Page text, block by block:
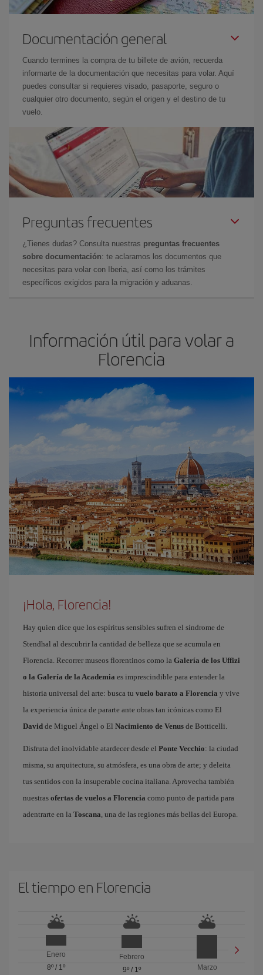
Documentación general
Cuando termines la compra de tu billete de avión, recuerda
informarte de la documentación que necesitas para volar. Aquí
puedes consultar si requieres visado, pasaporte, seguro o
cualquier otro documento, según el origen y el destino de tu
vuelo.
Preguntas frecuentes
¿Tienes dudas? Consulta nuestras preguntas frecuentes
sobre documentación: te aclaramos los documentos que
necesitas para volar con Iberia, así como los trámites
específicos exigidos para la migración y aduanas.
Información útil para volar a
Florencia
¡Hola, Florencia!
Hay quien dice que los espíritus sensibles sufren el síndrome de
Stendhal al descubrir la cantidad de belleza que se acumula en
Florencia. Recorrer museos florentinos como la Galería de los Uffizi
o la Galería de la Academia es imprescindible para entender la
historia universal del arte: busca tu vuelo barato a Florencia y vive
la experiencia única de pararte ante obras tan icónicas como El
David de Miguel Ángel o El Nacimiento de Venus de Botticelli.
Disfruta del inolvidable atardecer desde el Ponte Vecchio: la ciudad
misma, su arquitectura, su atmósfera, es una obra de arte; y deleita
tus sentidos con la insuperable cocina italiana. Aprovecha también
nuestras ofertas de vuelos a Florencia como punto de partida para
adentrarte en la Toscana, una de las regiones más bellas del Europa.
El tiempo en Florencia
Enero
8º/ 1º
Febrero
9º/ 1º
Marzo